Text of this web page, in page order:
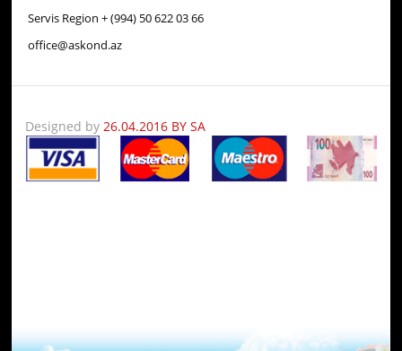
Servis Region + (994) 50622 03 66
office@askond.az
Designed by 26.04.2016 BY SA